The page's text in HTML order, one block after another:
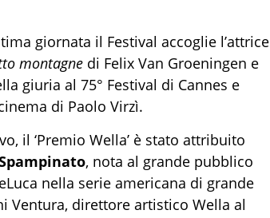
giornata il Festival accoglie l’attrice
montagne di Felix Van Groeningen e
giuria al 75° Festival di Cannes e
di Paolo Virzì.
il ‘Premio Wella’ è stato attribuito
, nota al grande pubblico
nella serie americana di grande
Ventura, direttore artistico Wella al